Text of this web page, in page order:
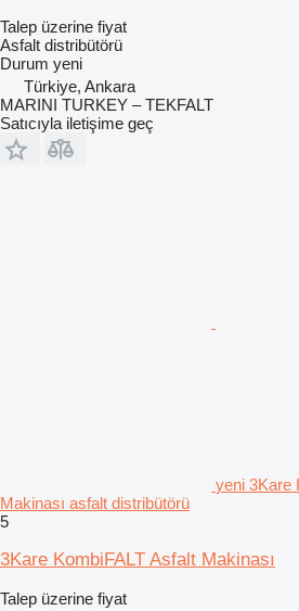
Talep üzerine fiyat
Asfalt distribütörü
Durum yeni
Türkiye, Ankara
MARINI TURKEY – TEKFALT
Satıcıyla iletişime geç
yeni 3Kare
Makinası asfalt distribütörü
5
3Kare KombiFALT Asfalt Makinası
Talep üzerine fiyat